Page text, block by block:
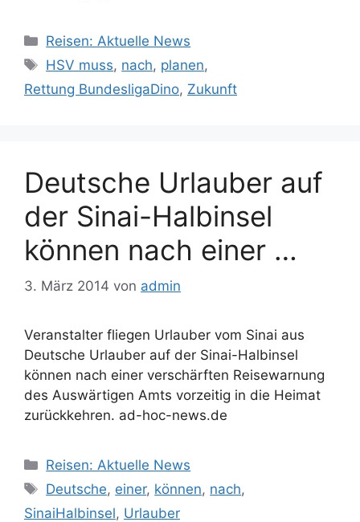
Kategorien
Reisen: Aktuelle News
Schlagwörter
HSV muss, nach, planen,
Rettung BundesligaDino, Zukunft
Deutsche Urlauber auf
der Sinai-Halbinsel
können nach einer …
3. März 2014 von admin
Veranstalter fliegen Urlauber vom Sinai aus
Deutsche Urlauber auf der Sinai-Halbinsel
können nach einer verschärften Reisewarnung
des Auswärtigen Amts vorzeitig in die Heimat
zurückkehren. ad-hoc-news.de
Kategorien
Reisen: Aktuelle News
Schlagwörter
Deutsche, einer, können, nach,
SinaiHalbinsel, Urlauber